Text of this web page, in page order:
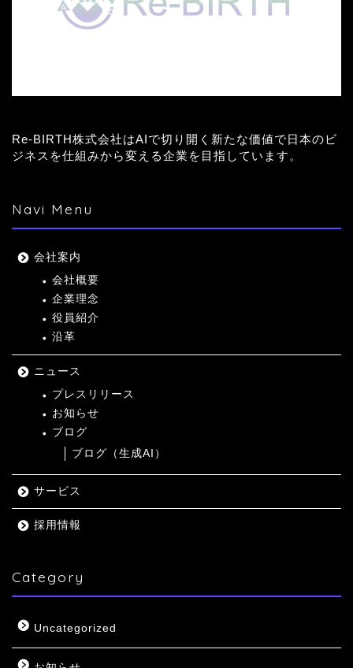
Re-BIRTH株式会社はAIで切り開く新たな価値で日本のビ
ジネスを仕組みから変える企業を目指しています。
Navi Menu
会社案内
会社概要
企業理念
役員紹介
沿革
ニュース
プレスリリース
お知らせ
ブログ
ブログ（生成AI）
サービス
採用情報
Category
Uncategorized